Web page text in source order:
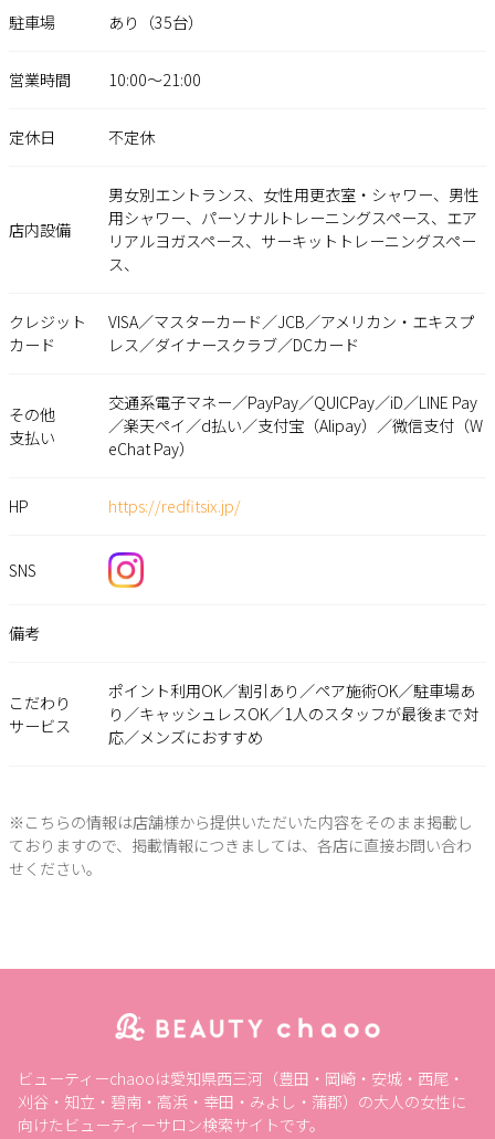
駐車場 あり（35台）
営業時間 10:00～21:00
定休日 不定休
店内設備
男女別エントランス、女性用更衣室・シャワー、男性
用シャワー、パーソナルトレーニングスペース、エア
リアルヨガスペース、サーキットトレーニングスペー
ス、
クレジット
カード
VISA／マスターカード／JCB／アメリカン・エキスプ
レス／ダイナースクラブ／DCカード
その他
支払い
交通系電子マネー／PayPay／QUICPay／iD／LINE Pay
／楽天ペイ／d払い／支付宝（Alipay）／微信支付（W
eChat Pay）
HP https://redfitsix.jp/
SNS
備考
こだわり
サービス
ポイント利用OK／割引あり／ペア施術OK／駐車場あ
り／キャッシュレスOK／1人のスタッフが最後まで対
応／メンズにおすすめ
※こちらの情報は店舗様から提供いただいた内容をそのまま掲載し
ておりますので、掲載情報につきましては、各店に直接お問い合わ
せください。
ビューティーchaooは愛知県西三河（豊田・岡崎・安城・西尾・
刈谷・知立・碧南・高浜・幸田・みよし・蒲郡）の大人の女性に
向けたビューティーサロン検索サイトです。